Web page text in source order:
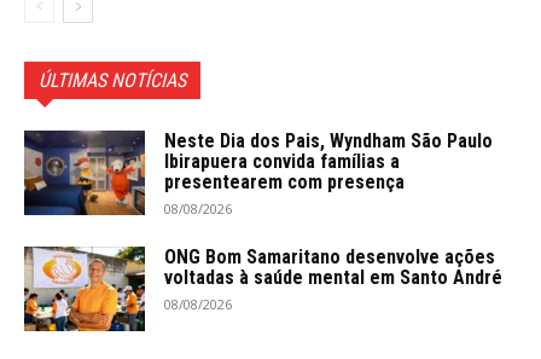
ÚLTIMAS NOTÍCIAS
Neste Dia dos Pais, Wyndham São Paulo
Ibirapuera convida famílias a
presentearem com presença
08/08/2026
ONG Bom Samaritano desenvolve ações
voltadas à saúde mental em Santo André
08/08/2026